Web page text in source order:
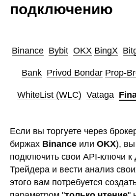
подключению
Binanceㅤ Bybitㅤ OKXㅤ BingXㅤ
Bank Privod Bondar Prop-
WhiteList (WLC) Vatagaㅤ
Если вы торгуете через
биржах Binance или OKX),
подключить свои API-ключи к
Трейдера и вести анализ
этого вам потребуется